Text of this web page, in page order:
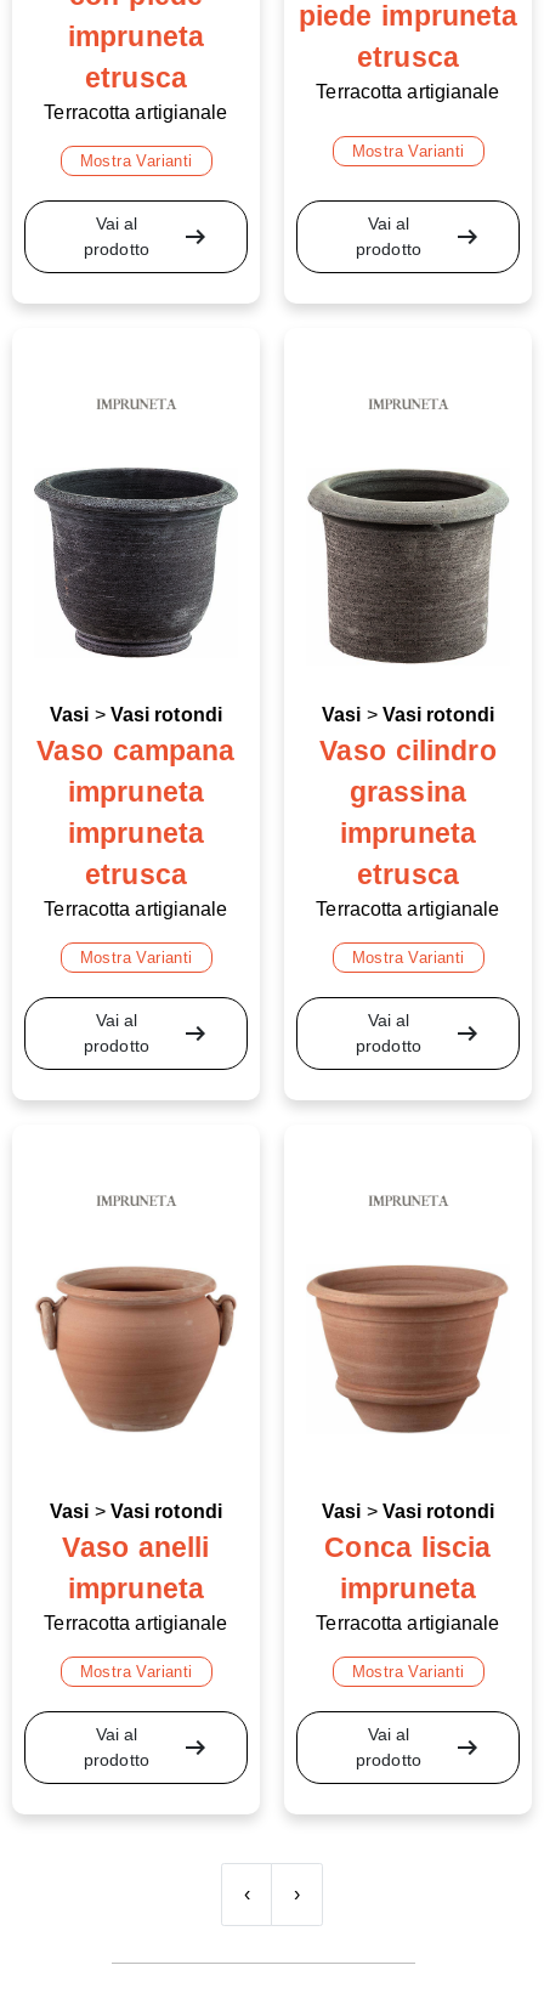
impruneta
etrusca
Terracotta artigianale
Mostra Varianti
Vai al
prodotto
arrow_right_alt
piede impruneta
etrusca
Terracotta artigianale
Mostra Varianti
Vai al
prodotto
arrow_right_alt
Vasi > Vasi rotondi
Vaso campana
impruneta
impruneta
etrusca
Terracotta artigianale
Mostra Varianti
Vai al
prodotto
arrow_right_alt
Vasi > Vasi rotondi
Vaso cilindro
grassina
impruneta
etrusca
Terracotta artigianale
Mostra Varianti
Vai al
prodotto
arrow_right_alt
Vasi > Vasi rotondi
Vaso anelli
impruneta
Terracotta artigianale
Mostra Varianti
Vai al
prodotto
arrow_right_alt
Vasi > Vasi rotondi
Conca liscia
impruneta
Terracotta artigianale
Mostra Varianti
Vai al
prodotto
arrow_right_alt
‹ ›